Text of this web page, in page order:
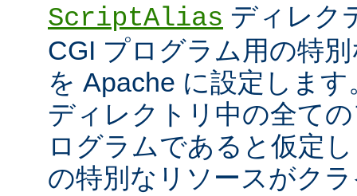
ScriptAlias ディレク
CGI プログラム用の特
を Apache に設定しま
ディレクトリ中の全て
ログラムであると仮定
の特別なリソースがク